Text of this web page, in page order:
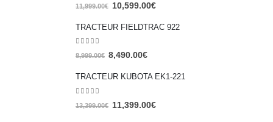
11,999.00€ 10,599.00€
TRACTEUR FIELDTRAC 922
out of 5
8,999.00€ 8,490.00€
TRACTEUR KUBOTA EK1-221
13,399.00€ 11,399.00€